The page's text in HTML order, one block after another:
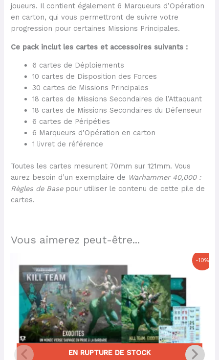
joueurs. Il contient également 6 Marqueurs d’Opération
en carton, qui vous permettront de suivre votre
progression pour certaines Missions Principales.
Ce pack inclut les cartes et accessoires suivants :
6 cartes de Déploiements
10 cartes de Disposition des Forces
30 cartes de Missions Principales
18 cartes de Missions Secondaires de l’Attaquant
18 cartes de Missions Secondaires du Défenseur
6 cartes de Péripéties
6 Marqueurs d’Opération en carton
1 livret de référence
Toutes les cartes mesurent 70mm sur 121mm. Vous
aurez besoin d’un exemplaire de Warhammer 40,000 :
Règles de Basepour utiliser le contenu de cette pile de
cartes.
Vous aimerez peut-être...
-10%
EN RUPTURE DE STOCK
prix
initial
était :
130,00 €.
prix
actuel
est :
117,00 €.